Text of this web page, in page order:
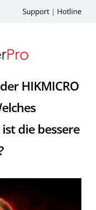
Support | Hotline
HIKMICRO
die bessere